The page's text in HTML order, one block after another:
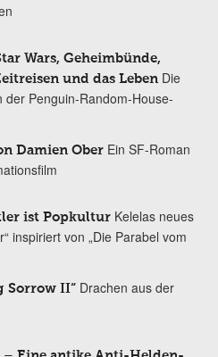
Wars, Geheimbünde,
und das Leben Die
der Penguin-Random-House-
Damien Ober Ein SF-Roman
ist Popkultur Kelelas neues
inspiriert von „Die Parabel vom
Sorrow II“ Drachen aus der